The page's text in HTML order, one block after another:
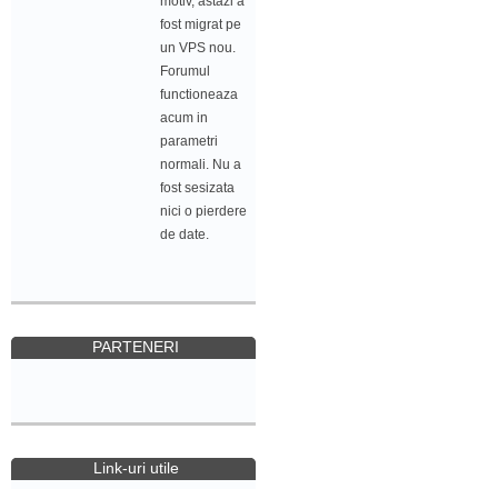
fost migrat pe
un VPS nou.
Forumul
functioneaza
acum in
parametri
normali. Nu a
fost sesizata
nici o pierdere
de date.
PARTENERI
Link-uri utile